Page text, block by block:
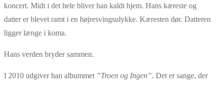
koncert. Midt i det hele bliver han kaldt hjem. Hans kæreste og
datter er blevet ramt i en højresvingsulykke. Kæresten dør. Datteren
ligger længe i koma.
Hans verden bryder sammen.
I 2010 udgiver han albummet ”Troen og Ingen”. Det er sange, der